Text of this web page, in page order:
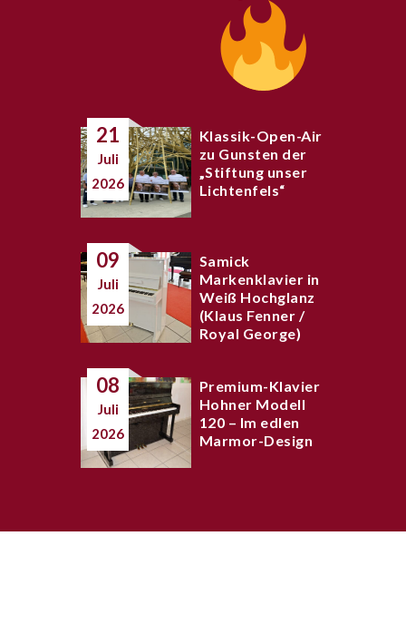
21
Juli
2026
Klassik-Open-Air
zu Gunsten der
„Stiftung unser
Lichtenfels“
09
Juli
2026
Samick
Markenklavier in
Weiß Hochglanz
(Klaus Fenner /
Royal George)
08
Juli
2026
Premium-Klavier
Hohner Modell
120 – Im edlen
Marmor-Design